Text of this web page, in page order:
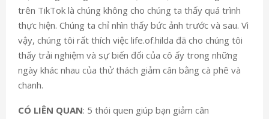
trên TikTok là chúng không cho chúng ta thấy quá trình
thực hiện. Chúng ta chỉ nhìn thấy bức ảnh trước và sau. Vì
vậy, chúng tôi rất thích việc life.of.hilda đã cho chúng tôi
thấy trải nghiệm và sự biến đổi của cô ấy trong những
ngày khác nhau của thử thách giảm cân bằng cà phê và
chanh.
CÓ LIÊN QUAN: 5 thói quen giúp bạn giảm cân